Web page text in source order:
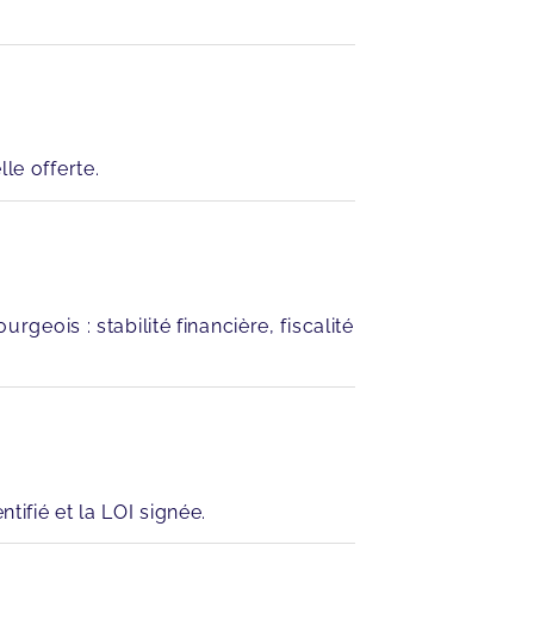
offerte.
: stabilité financière, fiscalité
et la LOI signée.